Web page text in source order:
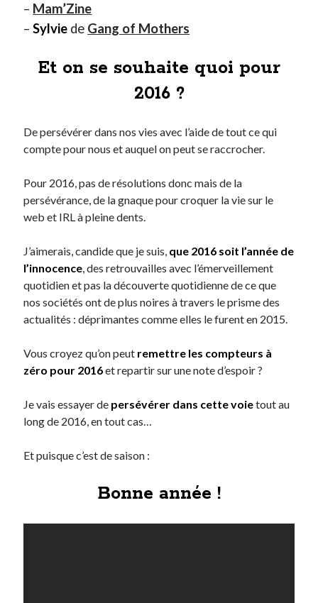
– Mam’Zine
–Sylvie de Gang of Mothers
Et on se souhaite quoi pour
2016 ?
De persévérer dans nos vies avec l’aide de tout ce qui
compte pour nous et auquel on peut se raccrocher.
Pour 2016, pas de résolutions donc mais de la
persévérance, de la gnaque pour croquer la vie sur le
web et IRL à pleine dents.
J’aimerais, candide que je suis, que 2016 soit l’année de
l’innocence, des retrouvailles avec l’émerveillement
quotidien et pas la découverte quotidienne de ce que
nos sociétés ont de plus noires à travers le prisme des
actualités : déprimantes comme elles le furent en 2015.
Vous croyez qu’on peut remettre les compteurs à
zéro pour 2016et repartir sur une note d’espoir ?
Je vais essayer de persévérer dans cette voietout au
long de 2016, en tout cas…
Et puisque c’est de saison :
Bonne année !